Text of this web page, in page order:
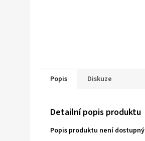
Popis Diskuze
Detailní popis produktu
Popis produktu není dostupný